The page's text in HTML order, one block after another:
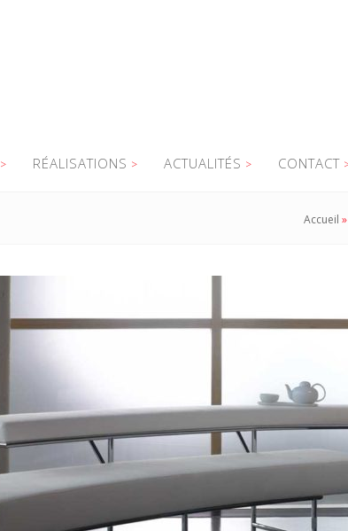
RÉALISATIONS ACTUALITÉS CONTACT
Accueil »